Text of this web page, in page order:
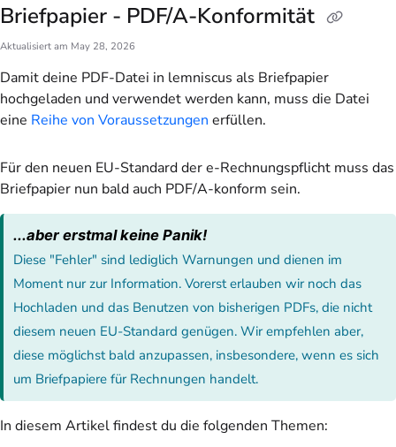
Briefpapier - PDF/A-Konformität
Aktualisiert am May 28, 2026
Damit deine PDF-Datei in lemniscus als Briefpapier
hochgeladen und verwendet werden kann, muss die Datei
eine Reihe von Voraussetzungen erfüllen.
Für den neuen EU-Standard der e-Rechnungspflicht muss das
Briefpapier nun bald auch PDF/A-konform sein.
...aber erstmal keine Panik!
Diese "Fehler" sind lediglich Warnungen und dienen im
Moment nur zur Information. Vorerst erlauben wir noch das
Hochladen und das Benutzen von bisherigen PDFs, die nicht
diesem neuen EU-Standard genügen. Wir empfehlen aber,
diese möglichst bald anzupassen, insbesondere, wenn es sich
um Briefpapiere für Rechnungen handelt.
In diesem Artikel findest du die folgenden Themen: